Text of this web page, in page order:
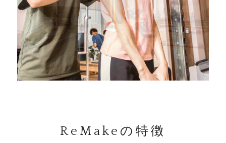
ReMakeの特徴